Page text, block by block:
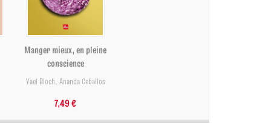
Manger mieux, en pleine
conscience
Yael Bloch, Ananda Ceballos
7,49 €